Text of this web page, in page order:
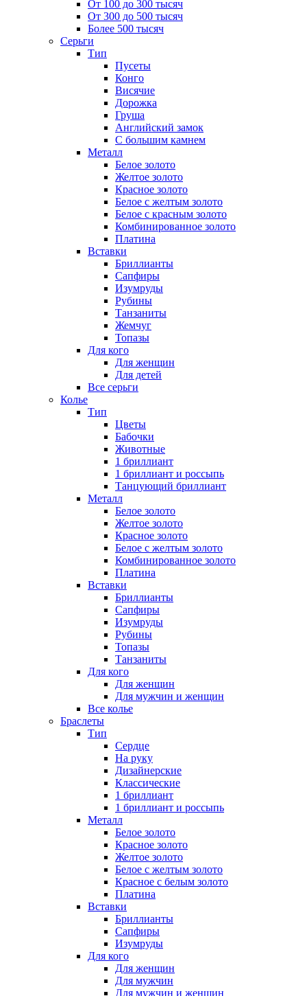
От 100 до 300 тысяч
От 300 до 500 тысяч
Более 500 тысяч
Серьги
Тип
Пусеты
Конго
Висячие
Дорожка
Груша
Английский замок
С большим камнем
Металл
Белое золото
Желтое золото
Красное золото
Белое с желтым золото
Белое с красным золото
Комбинированное золото
Платина
Вставки
Бриллианты
Сапфиры
Изумруды
Рубины
Танзаниты
Жемчуг
Топазы
Для кого
Для женщин
Для детей
Все серьги
Колье
Тип
Цветы
Бабочки
Животные
1 бриллиант
1 бриллиант и россыпь
Танцующий бриллиант
Металл
Белое золото
Желтое золото
Красное золото
Белое с желтым золото
Комбинированное золото
Платина
Вставки
Бриллианты
Сапфиры
Изумруды
Рубины
Топазы
Танзаниты
Для кого
Для женщин
Для мужчин и женщин
Все колье
Браслеты
Тип
Сердце
На руку
Дизайнерские
Классические
1 бриллиант
1 бриллиант и россыпь
Металл
Белое золото
Красное золото
Желтое золото
Белое с желтым золото
Красное с белым золото
Платина
Вставки
Бриллианты
Сапфиры
Изумруды
Для кого
Для женщин
Для мужчин
Для мужчин и женщин